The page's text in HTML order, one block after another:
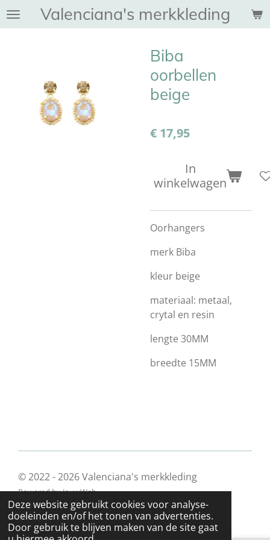
Deze website gebruikt cookies voor analyse-
doeleinden en/of het tonen van advertenties.
Door gebruik te blijven maken van de site gaat
Ga
direct
Valenciana's merkkleding
Biba
oorbellen
beige
€ 17,95
In
winkelwagen
Oorhangers
merk Biba
kleur beige
materiaal: metaal,
crytal en resin
lengte 30MM
breedte 15MM
© 2022 - 2026 Valenciana's merkkleding
Powered byJouwWeb